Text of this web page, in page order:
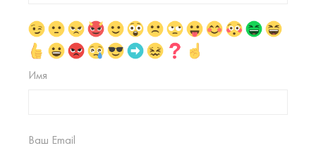
Имя
Ваш Email